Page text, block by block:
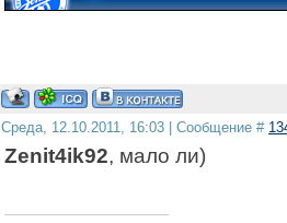
Среда, 12.10.2011, 16:03 | Сообщение #
Zenit4ik92, мало ли)